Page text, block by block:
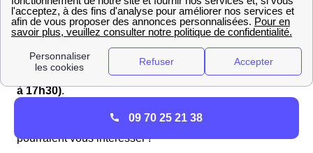
Brégnier-Cordon (1300) ? EDF propose différentes
offres d’électricité pour les entreprises en fonction de
votre profil. Pour obtenir un devis personnalisé,
contactez le service client EDF de l'Ain dédié aux
professionnels au 3022 (du lundi au vendredi de 8h00
à 17h30).
Voici une sélectiond’offres EDF pour professionnels
pourraient vous intéresser !
09 70 25 21 38